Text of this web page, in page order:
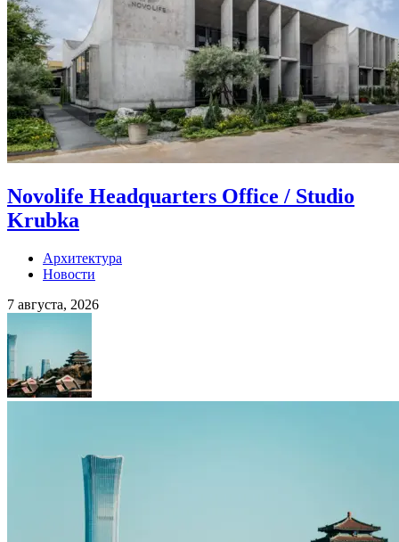
Novolife Headquarters Office / Studio
Krubka
Архитектура
Новости
7 августа, 2026